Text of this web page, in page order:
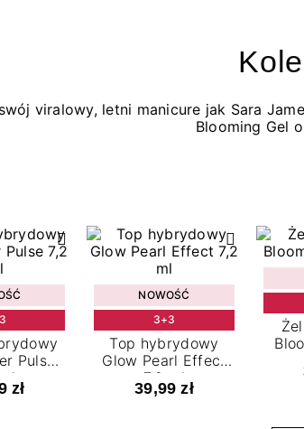
viralowy, letni manicure jak Sara
Blooming Gel
Pulse
zł
NOWOŚĆ
3+3
Top hybrydowy
Glow Pearl Effect
7,2 ml
39,99 zł